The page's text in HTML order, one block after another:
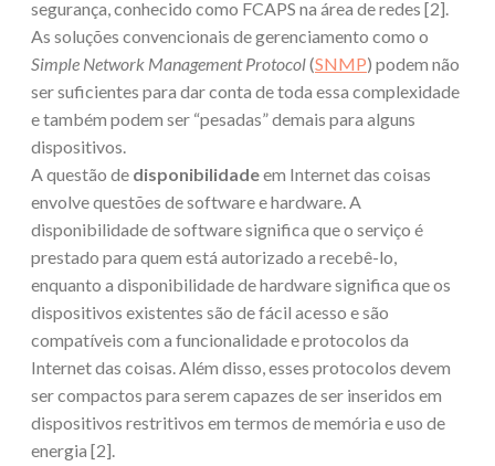
segurança, conhecido como FCAPS na área de redes [2].
As soluções convencionais de gerenciamento como o
Simple Network Management Protocol(SNMP) podem não
ser suficientes para dar conta de toda essa complexidade
e também podem ser “pesadas” demais para alguns
dispositivos.
A questão de disponibilidadeem Internet das coisas
envolve questões de software e hardware. A
disponibilidade de software significa que o serviço é
prestado para quem está autorizado a recebê-lo,
enquanto a disponibilidade de hardware significa que os
dispositivos existentes são de fácil acesso e são
compatíveis com a funcionalidade e protocolos da
Internet das coisas. Além disso, esses protocolos devem
ser compactos para serem capazes de ser inseridos em
dispositivos restritivos em termos de memória e uso de
energia [2].